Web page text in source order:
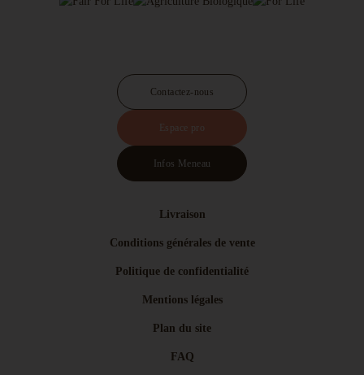
Livraison
Conditions générales de vente
Politique de confidentialité
Mentions légales
Plan du site
FAQ
Contactez-nous
Espace pro
Infos Meneau